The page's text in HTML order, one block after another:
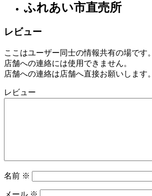
県
場
年
8
月
日
ふれあい市直売所
レビュー
ここはユーザー同士の情報共有の場です。
店舗への連絡には使用できません。
店舗への連絡は店舗へ直接お願いします。
レビュー
名前 ※
メール ※